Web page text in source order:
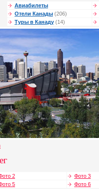
Авиабилеты
Отели Канады (206)
Туры в Канаду (14)
2
Фото 3
5
Фото 6